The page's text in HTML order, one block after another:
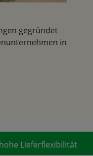
gegründet
in
hohe Lieferflexibilität